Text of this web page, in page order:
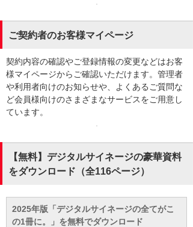
ご契約者のお客様マイページ
契約内容の確認やご登録情報の変更などはお客
様マイページからご確認いただけます。管理者
や利用者向けのお知らせや、よくあるご質問な
ど会員様向けのさまざまなサービスをご用意し
ています。
【無料】デジタルサイネージの豪華資料
をダウンロード（全116ページ）
2025年版「デジタルサイネージの全てがこ
の1冊に。」を無料でダウンロード